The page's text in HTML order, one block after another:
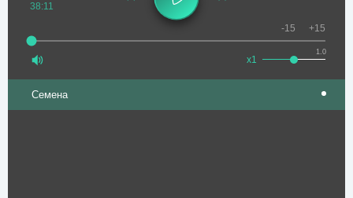
38:11
1.0
x1
-15 +15
Семена